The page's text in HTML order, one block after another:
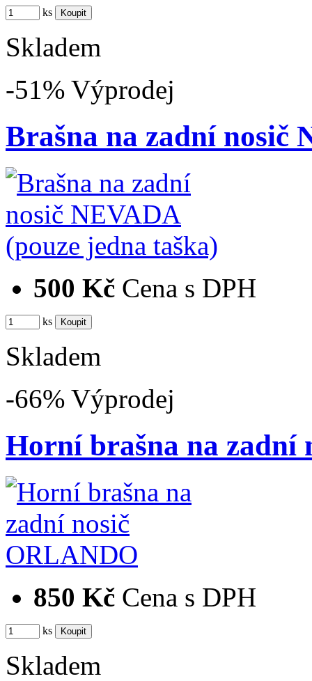
ks
Skladem
-51% Výprodej
Brašna na zadní nosič
500 Kč Cena s DPH
ks
Skladem
-66% Výprodej
Horní brašna na zadní
850 Kč Cena s DPH
ks
Skladem